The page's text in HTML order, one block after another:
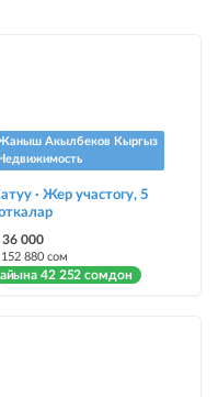
каналына жарыя
жарнама
көрсөтүлөт
Акылбеков Кыргыз
Недвижимость
· Жер участогу, 5
36 000
880 сом
айына 42 252 сомдон